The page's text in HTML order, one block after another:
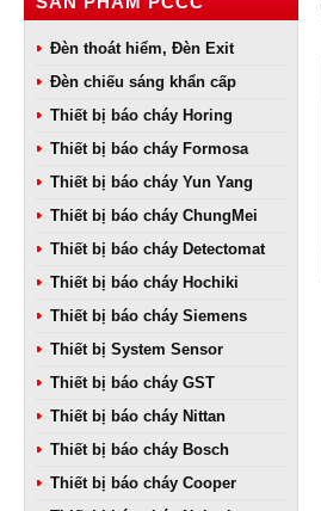
Đèn thoát hiểm, Đèn Exit
Đèn chiếu sáng khẩn cấp
Thiết bị báo cháy Horing
Thiết bị báo cháy Formosa
Thiết bị báo cháy Yun Yang
Thiết bị báo cháy ChungMei
Thiết bị báo cháy Detectomat
Thiết bị báo cháy Hochiki
Thiết bị báo cháy Siemens
Thiết bị System Sensor
Thiết bị báo cháy GST
Thiết bị báo cháy Nittan
Thiết bị báo cháy Bosch
Thiết bị báo cháy Cooper